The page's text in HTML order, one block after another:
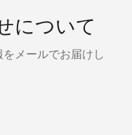
について
メールでお届けし